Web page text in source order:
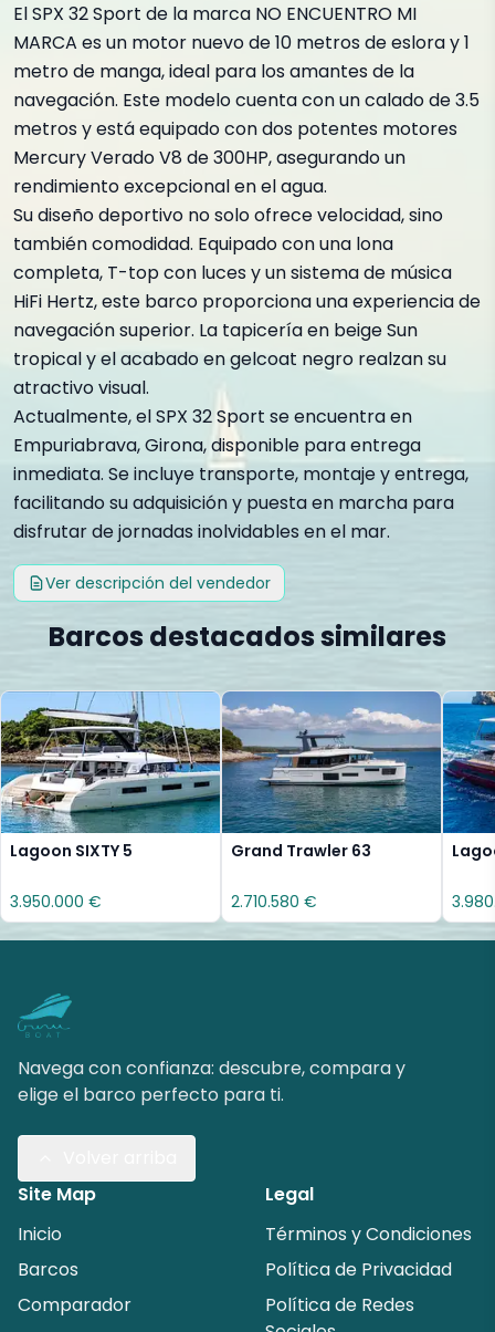
El SPX 32 Sport de la marca NO ENCUENTRO MI
MARCA es un motor nuevo de 10 metros de eslora y 1
metro de manga, ideal para los amantes de la
navegación. Este modelo cuenta con un calado de 3.5
metros y está equipado con dos potentes motores
Mercury Verado V8 de 300HP, asegurando un
rendimiento excepcional en el agua.
Su diseño deportivo no solo ofrece velocidad, sino
también comodidad. Equipado con una lona
completa, T-top con luces y un sistema de música
HiFi Hertz, este barco proporciona una experiencia de
navegación superior. La tapicería en beige Sun
tropical y el acabado en gelcoat negro realzan su
atractivo visual.
Actualmente, el SPX 32 Sport se encuentra en
Empuriabrava, Girona, disponible para entrega
inmediata. Se incluye transporte, montaje y entrega,
facilitando su adquisición y puesta en marcha para
disfrutar de jornadas inolvidables en el mar.
Ver descripción del vendedor
Barcos destacados similares
Lagoon SIXTY 5
3.950.000 €
Grand Trawler 63
2.710.580 €
Navega con confianza: descubre, compara y
elige el barco perfecto para ti.
Site Map
Inicio
Barcos
Comparador
Legal
Términos y Condiciones
Política de Privacidad
Política de Redes